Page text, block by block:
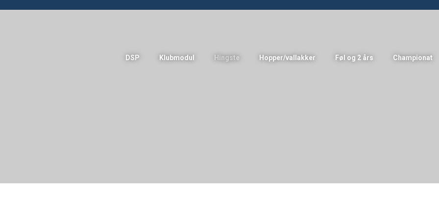
DSP Klubmodul Hingste Hopper/vallakker Føl og 2 års Championat